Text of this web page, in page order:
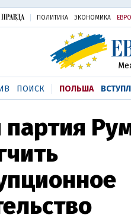
ПОЛИТИКА ЭКОНОМИКА
ПОИСК ПОЛЬША